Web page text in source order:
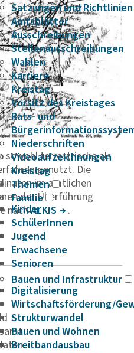
Satzungen und Richtlinien
Amtsblätter
Ausschreibungen
Stellenausschreibungen
Wahlen
Karriere
Kreistag
Vorsitz des Kreistages
Rats- und
Niederschriften
Videoaufzeichnungen
Kreistag
Themen
Familie
Kinder
SchülerInnen
Jugend
Erwachsene
Senioren
Bauen und Infrastruktur
Digitalisierung
Wirtschaftsförderung/
Strukturwandel
Bauen und Wohnen
Breitbandausbau
sowohl terrestrische als
genutzt. Die
im amtlichen
der Überführung
nachALKIS .